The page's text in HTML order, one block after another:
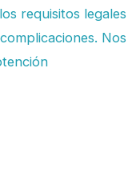
requisitos legales
Nos